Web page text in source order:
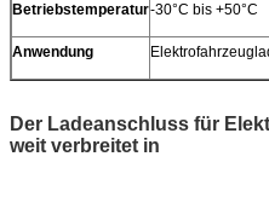
Betriebstemperatur-30°C bis +50°C
Anwendung
Der Ladeanschluss für
weit verbreitet in